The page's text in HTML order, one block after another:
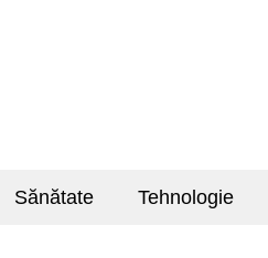
Sănătate Tehnologie